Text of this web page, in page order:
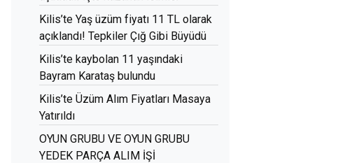
Kilis’te Yaş üzüm fiyatı 11 TL olarak
açıklandı! Tepkiler Çığ Gibi Büyüdü
Kilis’te kaybolan 11 yaşındaki
Bayram Karataş bulundu
Kilis’te Üzüm Alım Fiyatları Masaya
Yatırıldı
OYUN GRUBU VE OYUN GRUBU
YEDEK PARÇA ALIM İŞİ